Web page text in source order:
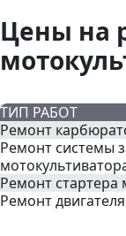
Цены на
ТИП РАБОТ
Ремонт
Ремонт системы
Ремонт стартера
Ремонт